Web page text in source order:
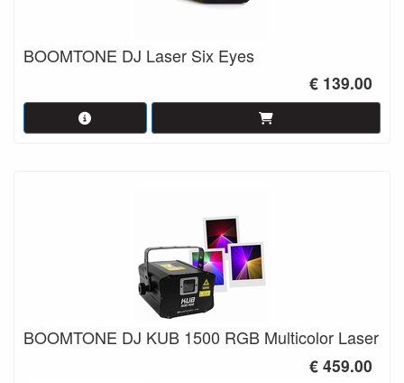
BOOMTONE DJ Laser Six Eyes
€ 139.00
BOOMTONE DJ KUB 1500 RGB Multicolor Laser
€ 459.00